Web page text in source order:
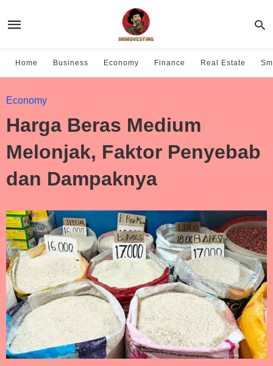
Home Business Economy Finance Real Estate
Economy
Harga Beras Medium
Melonjak, Faktor Penyebab
dan Dampaknya